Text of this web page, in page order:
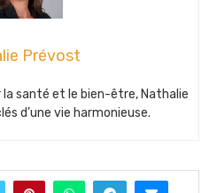
Prévost
la santé et le bien-être, Nathalie
d’une vie harmonieuse.